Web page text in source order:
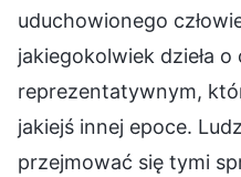
uduchowionego
jakiegokolwiek dzieła
reprezentatywnym,
jakiejś innej epoce.
przejmować się tymi